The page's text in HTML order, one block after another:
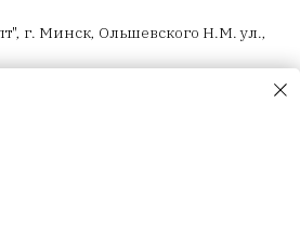
г. Минск, Ольшевского Н.М. ул.,